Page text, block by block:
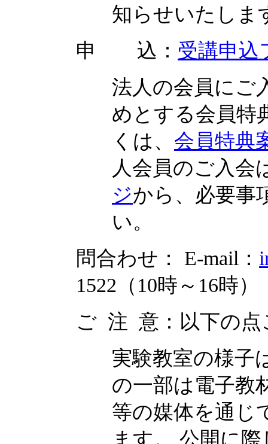
知らせいたしま
申 込： 受講申込
法人の会員にご
めとする会員特
くは、 会員特典
人会員のご入会
ジから、必要事
い。
問合わせ： E-mail：
1522（10時～16時）
ご 注 意：以下の点
実験教室の様子
の一部は電子教
等の媒体を通じ
ます。 公開に